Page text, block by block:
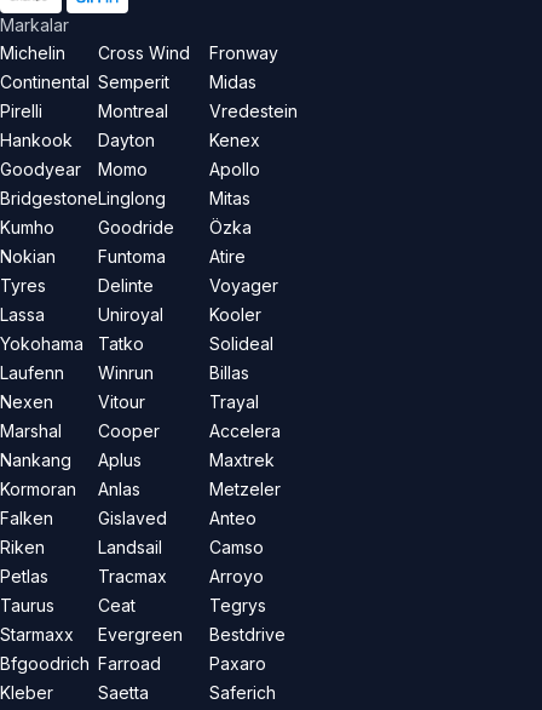
Markalar
Michelin
Continental
Pirelli
Hankook
Goodyear
Bridgestone
Kumho
Nokian
Tyres
Lassa
Yokohama
Laufenn
Nexen
Marshal
Nankang
Kormoran
Falken
Riken
Petlas
Taurus
Starmaxx
Bfgoodrich
Kleber
Cross Wind
Semperit
Montreal
Dayton
Momo
Linglong
Goodride
Funtoma
Delinte
Uniroyal
Tatko
Winrun
Vitour
Cooper
Aplus
Anlas
Gislaved
Landsail
Tracmax
Ceat
Evergreen
Farroad
Saetta
Fronway
Midas
Vredestein
Kenex
Apollo
Mitas
Özka
Atire
Voyager
Kooler
Solideal
Billas
Trayal
Accelera
Maxtrek
Metzeler
Anteo
Camso
Arroyo
Tegrys
Bestdrive
Paxaro
Saferich